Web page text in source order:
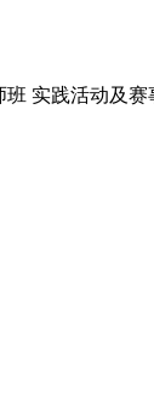
实践活动及